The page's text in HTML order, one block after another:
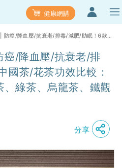
健康網購
癌/降血壓/抗衰老/排
國茶/花茶功效比較：
、綠茶、烏龍茶、鐵觀
分享